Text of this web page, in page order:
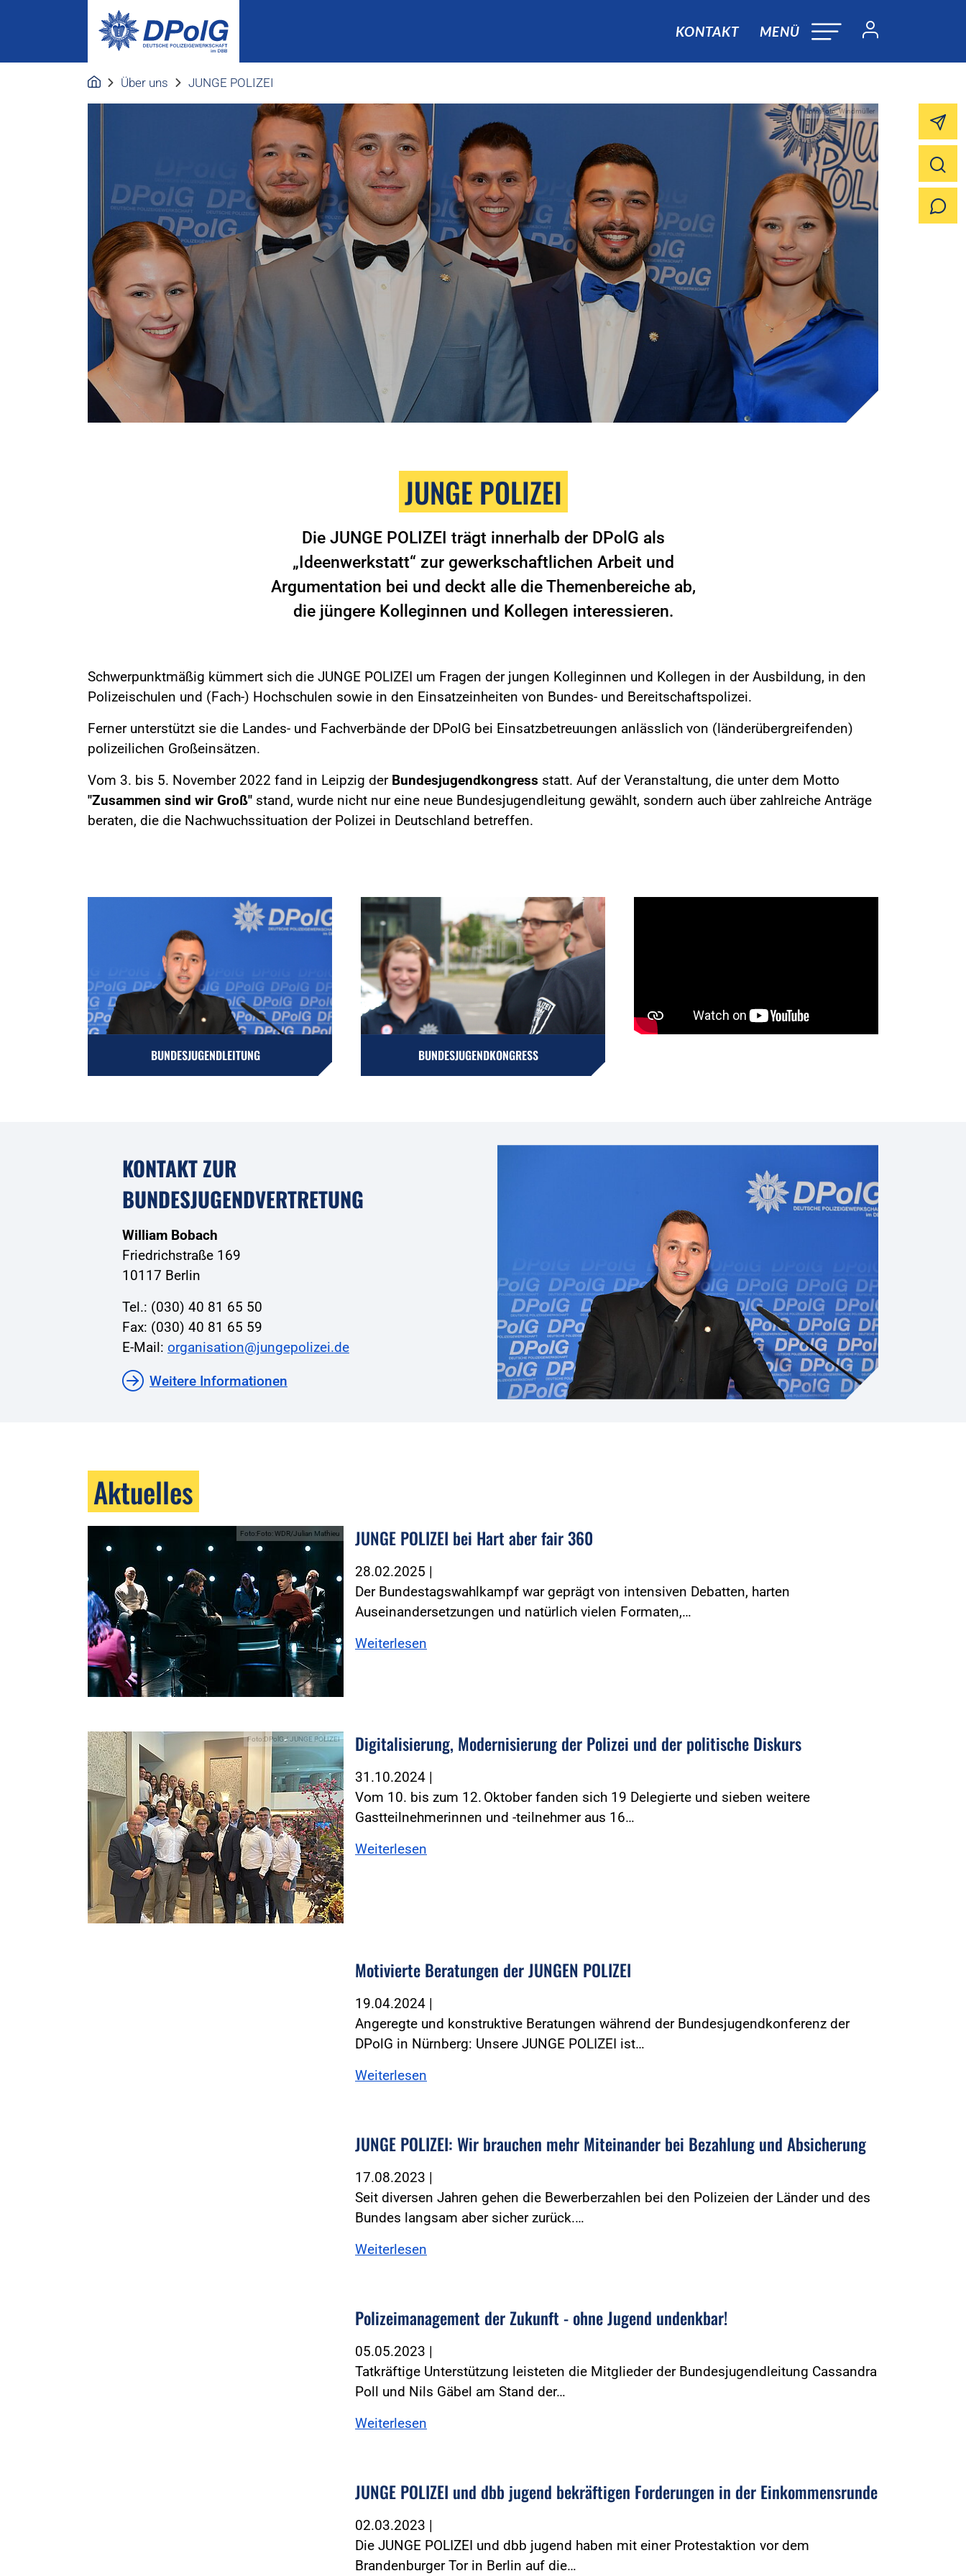
KONTAKT MENÜ
Über uns JUNGE POLIZEI
Foto:Foto: Windmüller
JUNGE POLIZEI
Die JUNGE POLIZEI trägt innerhalb der DPolG als
„Ideenwerkstatt“ zur gewerkschaftlichen Arbeit und
Argumentation bei und deckt alle die Themenbereiche ab,
die jüngere Kolleginnen und Kollegen interessieren.
Schwerpunktmäßig kümmert sich die JUNGE POLIZEI um Fragen der jungen Kolleginnen und Kollegen in der Ausbildung, in den
Polizeischulen und (Fach-) Hochschulen sowie in den Einsatzeinheiten von Bundes- und Bereitschaftspolizei.
Ferner unterstützt sie die Landes- und Fachverbände der DPolG bei Einsatzbetreuungen anlässlich von (länderübergreifenden)
polizeilichen Großeinsätzen.
Vom 3. bis 5. November 2022 fand in Leipzig der Bundesjugendkongress statt. Auf der Veranstaltung, die unter dem Motto
"Zusammen sind wir Groß" stand, wurde nicht nur eine neue Bundesjugendleitung gewählt, sondern auch über zahlreiche Anträge
beraten, die die Nachwuchssituation der Polizei in Deutschland betreffen.
BUNDESJUGENDLEITUNG BUNDESJUGENDKONGRESS
KONTAKT ZUR
BUNDESJUGENDVERTRETUNG
William Bobach
Friedrichstraße 169
10117 Berlin
Tel.: (030) 40 81 65 50
Fax: (030) 40 81 65 59
E-Mail: organisation@jungepolizei.de
Weitere Informationen
Aktuelles
Foto:Foto: WDR/Julian Mathieu JUNGE POLIZEI bei Hart aber fair 360
28.02.2025 |
Der Bundestagswahlkampf war geprägt von intensiven Debatten, harten
Auseinandersetzungen und natürlich vielen Formaten,…
Weiterlesen
Foto:DPolG / JUNGE POLIZEI Digitalisierung, Modernisierung der Polizei und der politische Diskurs
31.10.2024 |
Vom 10. bis zum 12. Oktober fanden sich 19 Delegierte und sieben weitere
Gastteilnehmerinnen und -teilnehmer aus 16…
Weiterlesen
Motivierte Beratungen der JUNGEN POLIZEI
19.04.2024 |
Angeregte und konstruktive Beratungen während der Bundesjugendkonferenz der
DPolG in Nürnberg: Unsere JUNGE POLIZEI ist…
Weiterlesen
JUNGE POLIZEI: Wir brauchen mehr Miteinander bei Bezahlung und Absicherung
17.08.2023 |
Seit diversen Jahren gehen die Bewerberzahlen bei den Polizeien der Länder und des
Bundes langsam aber sicher zurück.…
Weiterlesen
Polizeimanagement der Zukunft - ohne Jugend undenkbar!
05.05.2023 |
Tatkräftige Unterstützung leisteten die Mitglieder der Bundesjugendleitung Cassandra
Poll und Nils Gäbel am Stand der…
Weiterlesen
JUNGE POLIZEI und dbb jugend bekräftigen Forderungen in der Einkommensrunde
02.03.2023 |
Die JUNGE POLIZEI und dbb jugend haben mit einer Protestaktion vor dem
Brandenburger Tor in Berlin auf die…